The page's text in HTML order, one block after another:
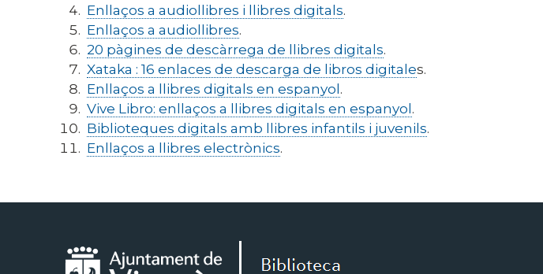
Enllaços a audiollibres i llibres digitals.
Enllaços a audiollibres.
20 pàgines de descàrrega de llibres digitals.
Xataka : 16 enlaces de descarga de libros digitales.
Enllaços a llibres digitals en espanyol.
Vive Libro: enllaços a llibres digitals en espanyol.
Biblioteques digitals amb llibres infantils i juvenils.
Enllaços a llibres electrònics.